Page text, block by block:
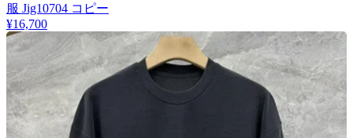
服 Jig10704 コピー
¥16,700